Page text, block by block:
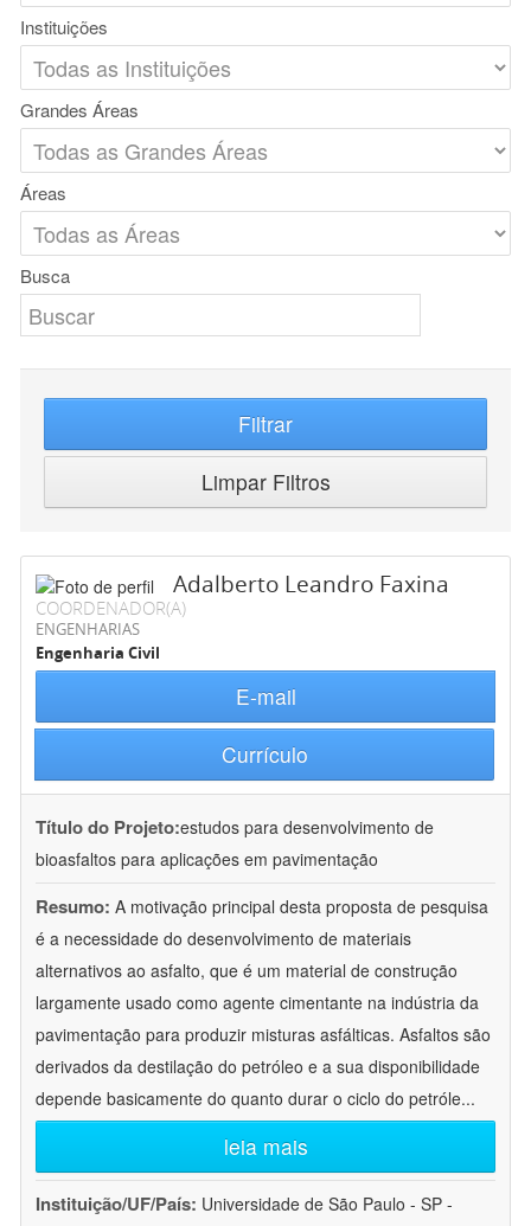
Instituições
Grandes Áreas
Áreas
Busca
Filtrar
Limpar Filtros
Adalberto Leandro Faxina
COORDENADOR(A)
ENGENHARIAS
Engenharia Civil
E-mail
Currículo
Título do Projeto:estudos para desenvolvimento de
bioasfaltos para aplicações em pavimentação
Resumo: A motivação principal desta proposta de pesquisa
é a necessidade do desenvolvimento de materiais
alternativos ao asfalto, que é um material de construção
largamente usado como agente cimentante na indústria da
pavimentação para produzir misturas asfálticas. Asfaltos são
derivados da destilação do petróleo e a sua disponibilidade
depende basicamente do quanto durar o ciclo do petróle...
leia mais
Instituição/UF/País: Universidade de São Paulo - SP -